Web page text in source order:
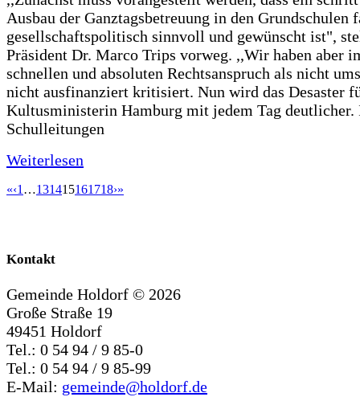
Ausbau der Ganztagsbetreuung in den Grundschulen
gesellschaftspolitisch sinnvoll und gewünscht ist",
Präsident Dr. Marco Trips vorweg. ,,Wir haben aber
schnellen und absoluten Rechtsanspruch als nicht
nicht ausfinanziert kritisiert. Nun wird das Desaster
Kultusministerin Hamburg mit jedem Tag deutlicher.
Schulleitungen
Weiterlesen
«‹1 …131415161718›»
Kontakt
Gemeinde Holdorf © 2026
Große Straße 19
49451 Holdorf
Tel.: 0 54 94 / 9 85-0
Tel.: 0 54 94 / 9 85-99
E-Mail: gemeinde@holdorf.de